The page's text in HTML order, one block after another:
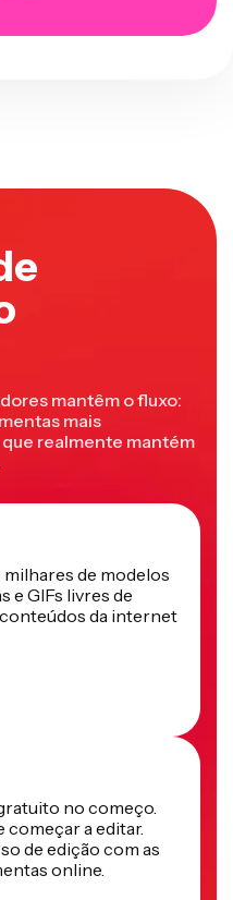
mantêm o fluxo:
mais
realmente mantém
milhares de modelos
e GIFs livres de
da internet
no começo.
começar a editar.
de edição com as
online.